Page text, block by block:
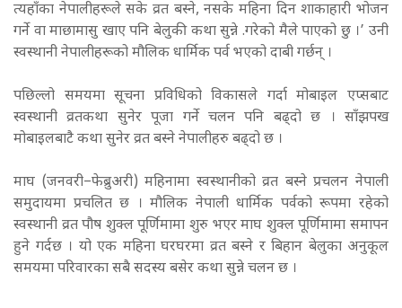
त्यहाँका नेपालीहरूले सके व्रत बस्ने, नसके महिना दिन शाकाहारी भोजन
गर्ने वा माछामासु खाए पनि बेलुकी कथा सुन्ने .गरेको मैले पाएको छु ।’ उनी
स्वस्थानी नेपालीहरूको मौलिक धार्मिक पर्व भएको दाबी गर्छन् ।
पछिल्लो समयमा सूचना प्रविधिको विकासले गर्दा मोबाइल एप्सबाट
स्वस्थानी व्रतकथा सुनेर पूजा गर्ने चलन पनि बढ्दो छ । साँझपख
मोबाइलबाटै कथा सुनेर व्रत बस्ने नेपालीहरु बढ्दो छ ।
माघ (जनवरी–फेब्रुअरी) महिनामा स्वस्थानीको व्रत बस्ने प्रचलन नेपाली
समुदायमा प्रचलित छ । मौलिक नेपाली धार्मिक पर्वको रूपमा रहेको
स्वस्थानी व्रत पौष शुक्ल पूर्णिमामा शुरु भएर माघ शुक्ल पूर्णिमामा समापन
हुने गर्दछ । यो एक महिना घरघरमा व्रत बस्ने र बिहान बेलुका अनुकूल
समयमा परिवारका सबै सदस्य बसेर कथा सुन्ने चलन छ ।